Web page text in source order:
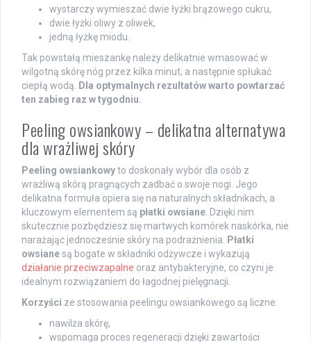
wystarczy wymieszać dwie łyżki brązowego cukru,
dwie łyżki oliwy z oliwek,
jedną łyżkę miodu.
Tak powstałą mieszankę należy delikatnie wmasować w
wilgotną skórę nóg przez kilka minut, a następnie spłukać
ciepłą wodą. Dla optymalnych rezultatów warto powtarzać
ten zabieg raz w tygodniu.
Peeling owsiankowy – delikatna alternatywa
dla wrażliwej skóry
Peeling owsiankowyto doskonały wybór dla osób z
wrażliwą skórą pragnących zadbać o swoje nogi. Jego
delikatna formuła opiera się na naturalnych składnikach, a
kluczowym elementem są płatki owsiane . Dzięki nim
skutecznie pozbędziesz się martwych komórek naskórka, nie
narażając jednocześnie skóry na podrażnienia. Płatki
owsianesą bogate w składniki odżywcze i wykazują
działanie przeciwzapalne oraz antybakteryjne, co czyni je
idealnym rozwiązaniem do łagodnej pielęgnacji.
Korzyści ze stosowania peelingu owsiankowego są liczne:
nawilża skórę,
wspomaga proces regeneracji dzięki zawartości